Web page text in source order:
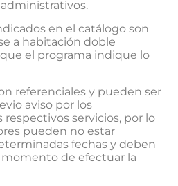
en el catálogo son
a habitación doble
el programa indique lo
referenciales y pueden ser
aviso por los
respectivos servicios, por lo
pueden no estar
fechas y deben
de efectuar la